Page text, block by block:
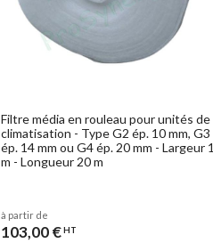
Filtre média en rouleau pour unités de
climatisation - Type G2 ép. 10 mm, G3
ép. 14 mm ou G4 ép. 20 mm - Largeur 1
m - Longueur 20 m
à partir de
103,00 €HT